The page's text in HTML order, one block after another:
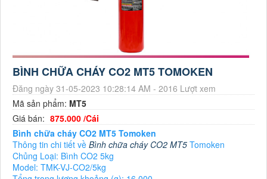
BÌNH CHỮA CHÁY CO2 MT5 TOMOKEN
Đăng ngày 31-05-2023 10:28:14 AM - 2016 Lượt xem
Mã sản phẩm: MT5
Giá bán: 875.000 /Cái
Bình chữa cháy CO2 MT5 Tomoken
Thông tin chi tiết về Bình chữa cháy CO2 MT5 Tomoken
Chủng Loại: Bình CO2 5kg
Model: TMK-VJ-CO2/5kg